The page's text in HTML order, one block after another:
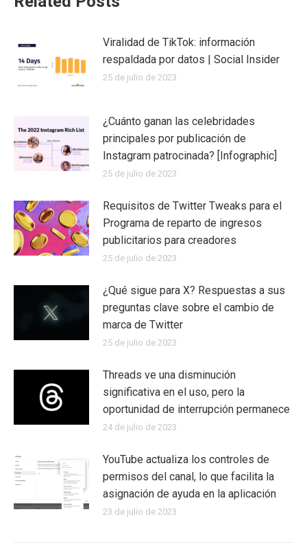
Viralidad de TikTok: información
respaldada por datos | Social Insider
25 de julio de 2023
¿Cuánto ganan las celebridades
principales por publicación de
Instagram patrocinada? [Infographic]
25 de julio de 2023
Requisitos de Twitter Tweaks para el
Programa de reparto de ingresos
publicitarios para creadores
25 de julio de 2023
¿Qué sigue para X? Respuestas a sus
preguntas clave sobre el cambio de
marca de Twitter
25 de julio de 2023
Threads ve una disminución
significativa en el uso, pero la
oportunidad de interrupción permanece
24 de julio de 2023
YouTube actualiza los controles de
permisos del canal, lo que facilita la
asignación de ayuda en la aplicación
23 de julio de 2023